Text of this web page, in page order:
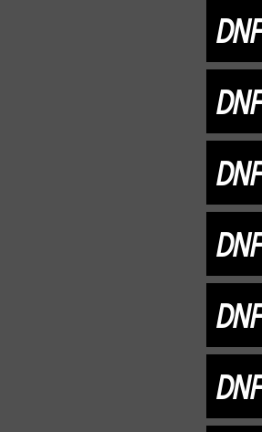
DNF
DNF
DNF
DNF
DNF
DNF